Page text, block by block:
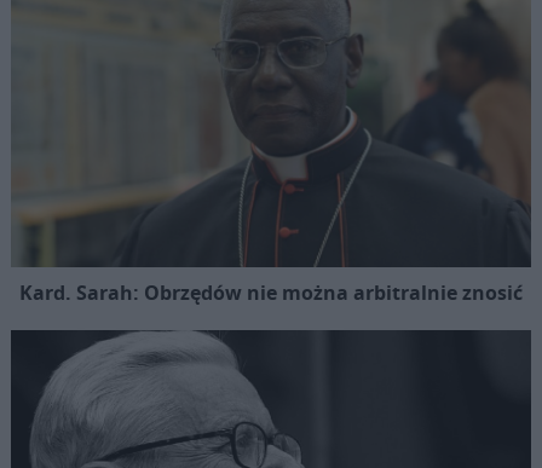
Kard. Sarah: Obrzędów nie można arbitralnie znosić